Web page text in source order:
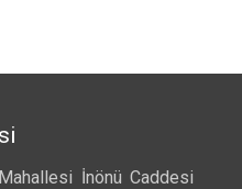
İnönü Caddesi